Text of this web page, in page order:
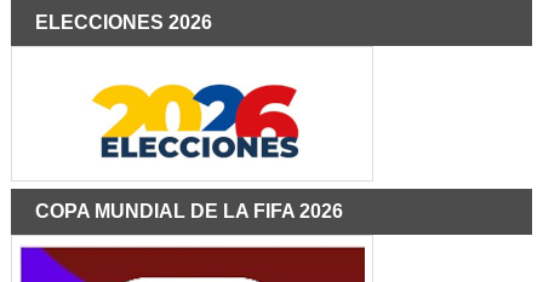
ELECCIONES 2026
COPA MUNDIAL DE LA FIFA 2026